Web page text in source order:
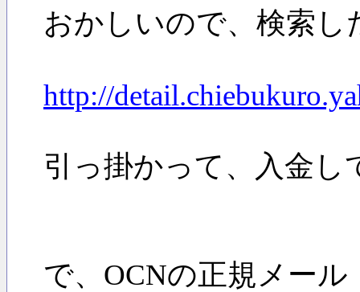
おかしいので、検索
http://
引っ掛かって、入金
で、OCNの正規メール